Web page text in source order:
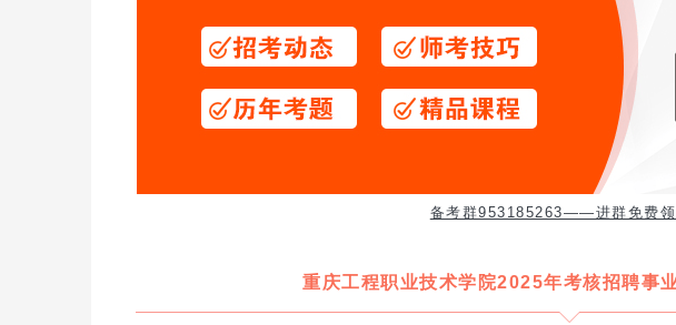
备考群953185263——进群免费领
重庆工程职业技术学院2025年考核招聘事